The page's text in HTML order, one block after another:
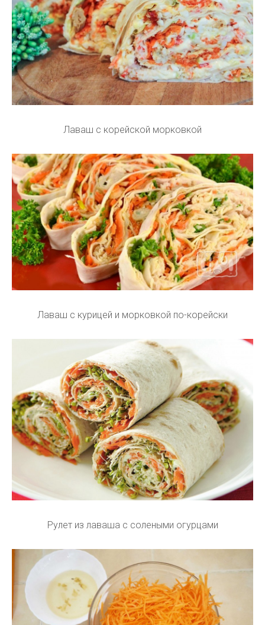
Лаваш с корейской морковкой
Лаваш с курицей и морковкой по-корейски
Рулет из лаваша с солеными огурцами